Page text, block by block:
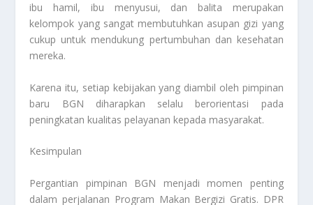
ibu hamil, ibu menyusui, dan balita merupakan
kelompok yang sangat membutuhkan asupan gizi yang
cukup untuk mendukung pertumbuhan dan kesehatan
mereka.
Karena itu, setiap kebijakan yang diambil oleh pimpinan
baru BGN diharapkan selalu berorientasi pada
peningkatan kualitas pelayanan kepada masyarakat.
Kesimpulan
Pergantian pimpinan BGN menjadi momen penting
dalam perjalanan Program Makan Bergizi Gratis. DPR